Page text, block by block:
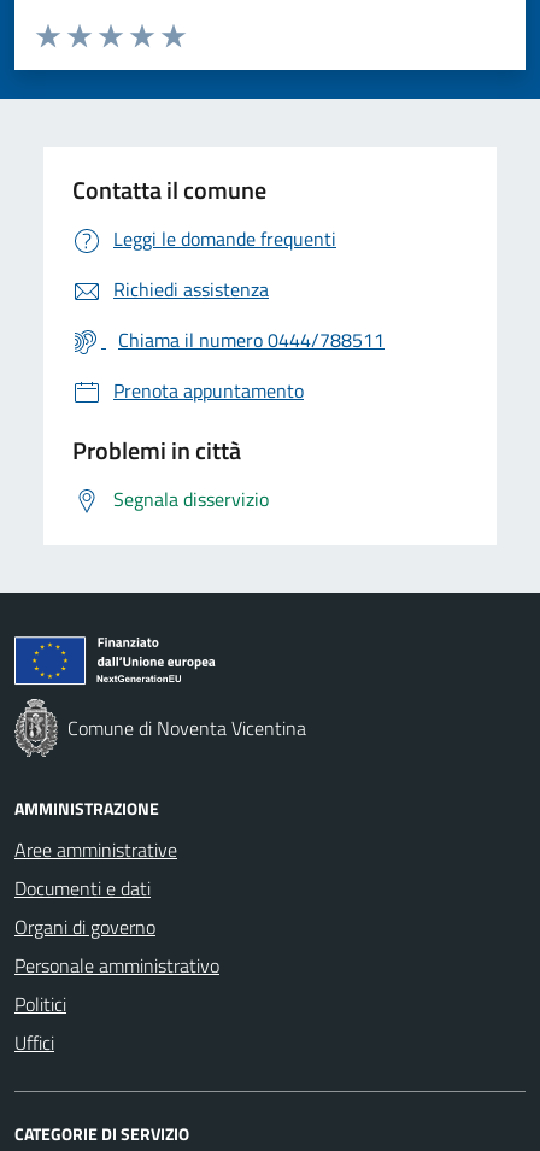
Valuta da 1 a 5 stelle la pagina
Valuta 5 stelle su 5
Valuta 4 stelle su 5
Valuta 3 stelle su 5
Valuta 2 stelle su 5
Valuta 1 stelle su 5
Contatta il comune
Leggi le domande frequenti
Richiedi assistenza
Chiama il numero 0444/788511
Prenota appuntamento
Problemi in città
Segnala disservizio
Comune di Noventa Vicentina
AMMINISTRAZIONE
Aree amministrative
Documenti e dati
Organi di governo
Personale amministrativo
Politici
Uffici
CATEGORIE DI SERVIZIO